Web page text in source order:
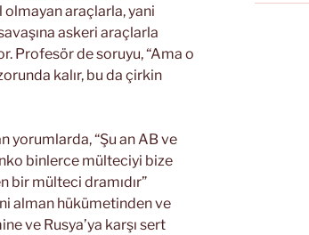
olmayan araçlarla, yani
askeri araçlarla
Profesör de soruyu, “Ama o
kalır, bu da çirkin
yorumlarda, “Şu an AB ve
binlerce mülteciyi bize
bir mülteci dramıdır”
alman hükümetinden ve
ve Rusya’ya karşı sert